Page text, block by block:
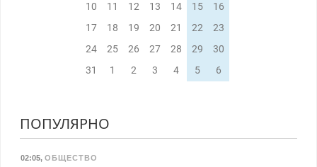
10
11 12 13 14 15
16
17
18 19 20 21 22
23
24
25 26 27 28 29
30
31
1 2 3 4 5 6
ПОПУЛЯРНО
02:05, ОБЩЕСТВО